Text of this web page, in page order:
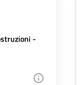
-